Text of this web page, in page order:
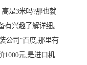
是3米吗?那也就
有兴趣了解详细。
公司”百度,那里有
1000元,是进口机